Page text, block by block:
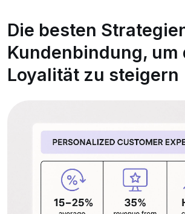
Die besten
Kundenbindung, um
Loyalität zu steigern